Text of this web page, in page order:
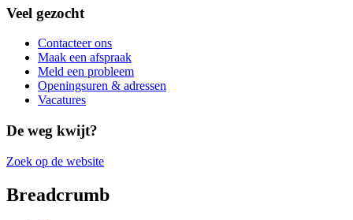
Veel gezocht
Contacteer ons
Maak een afspraak
Meld een probleem
Openingsuren & adressen
Vacatures
De weg kwijt?
Zoek op de website
Breadcrumb